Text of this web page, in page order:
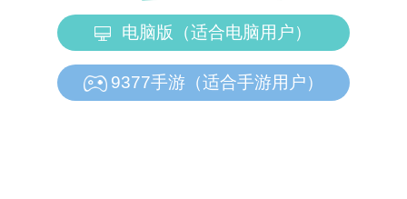
电脑版（适合电脑用户）
9377手游（适合手游用户）